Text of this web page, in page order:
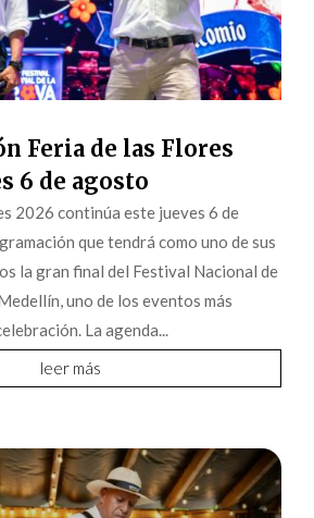
Feria de las Flores
6 de agosto
2026 continúa este jueves 6 de
que tendrá como uno de sus
la gran final del Festival Nacional de
uno de los eventos más
La agenda...
leer más